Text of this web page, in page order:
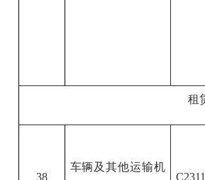
租
38
车辆及其他运输机